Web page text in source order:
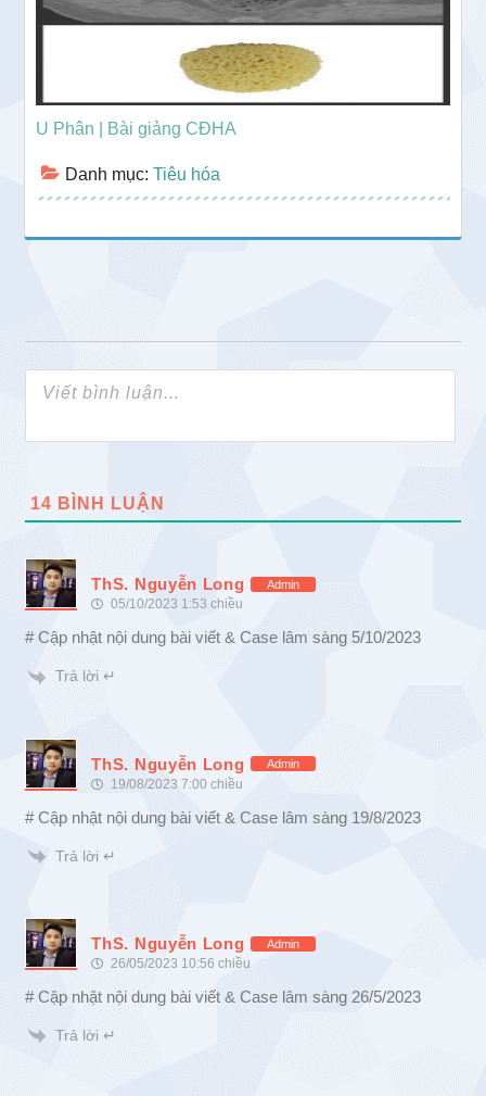
U Phân | Bài giảng CĐHA
Danh mục:Tiêu hóa
14 BÌNH LUẬN
ThS. Nguyễn Long Admin
05/10/2023 1:53 chiều
# Cập nhật nội dung bài viết & Case lâm sàng 5/10/2023
Trả lời ↵
ThS. Nguyễn Long Admin
19/08/2023 7:00 chiều
# Cập nhật nội dung bài viết & Case lâm sàng 19/8/2023
Trả lời ↵
ThS. Nguyễn Long Admin
26/05/2023 10:56 chiều
# Cập nhật nội dung bài viết & Case lâm sàng 26/5/2023
Trả lời ↵